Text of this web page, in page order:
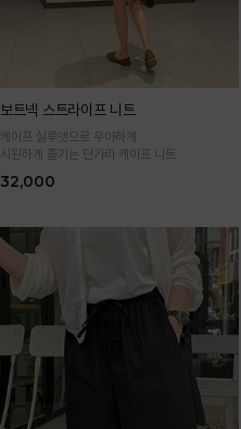
보트넥 스트라이프 니트
케이프 실루엣으로 우아하게
시원하게 즐기는 단가라 케이프 니트
32,000